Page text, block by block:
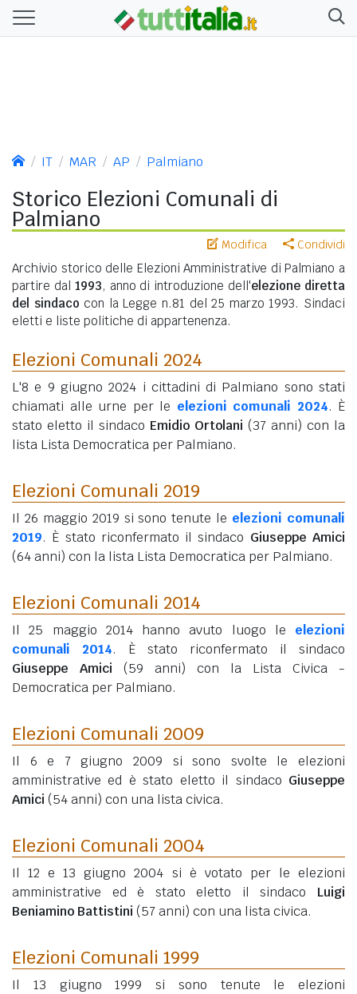
IT MAR AP Palmiano
Storico Elezioni Comunali di
Palmiano
Modifica Condividi
Archivio storico delle Elezioni Amministrative di Palmiano a
partire dal 1993, anno di introduzione dell'elezione diretta
del sindaco con la Legge n.81 del 25 marzo 1993. Sindaci
eletti e liste politiche di appartenenza.
Elezioni Comunali 2024
L'8 e 9 giugno 2024 i cittadini di Palmiano sono stati
chiamati alle urne per le elezioni comunali 2024. È
stato eletto il sindaco Emidio Ortolani (37 anni) con la
lista Lista Democratica per Palmiano.
Elezioni Comunali 2019
Il 26 maggio 2019 si sono tenute le elezioni comunali
2019. È stato riconfermato il sindaco Giuseppe Amici
(64 anni) con la lista Lista Democratica per Palmiano.
Elezioni Comunali 2014
Il 25 maggio 2014 hanno avuto luogo le elezioni
comunali 2014. È stato riconfermato il sindaco
Giuseppe Amici
(59 anni) con la Lista Civica -
Democratica per Palmiano.
Elezioni Comunali 2009
Il 6 e 7 giugno 2009 si sono svolte le elezioni
amministrative ed è stato eletto il sindaco Giuseppe
Amici (54 anni) con una lista civica.
Elezioni Comunali 2004
Il 12 e 13 giugno 2004 si è votato per le elezioni
amministrative ed è stato eletto il sindaco Luigi
Beniamino Battistini (57 anni) con una lista civica.
Elezioni Comunali 1999
Il 13 giugno 1999 si sono tenute le elezioni